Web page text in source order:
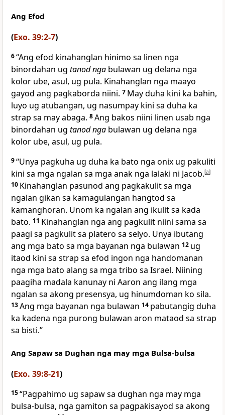
Ang Efod
(Exo. 39:2-7)
6“Ang efod kinahanglan hinimo sa linen nga
binordahan ug tanod nga bulawan ug delana nga
kolor ube, asul, ug pula. Kinahanglan nga maayo
gayod ang pagkaborda niini. 7 May duha kini ka bahin,
luyo ug atubangan, ug nasumpay kini sa duha ka
strap sa may abaga. 8Ang bakos niini linen usab nga
binordahan ug tanod nga bulawan ug delana nga
kolor ube, asul, ug pula.
9“Unya pagkuha ug duha ka bato nga onix ug pakuliti
kini sa mga ngalan sa mga anak nga lalaki ni Jacob.[a]
10 Kinahanglan pasunod ang pagkakulit sa mga
ngalan gikan sa kamagulangan hangtod sa
kamanghoran. Unom ka ngalan ang ikulit sa kada
bato. 11 Kinahanglan nga ang pagkulit niini sama sa
paagi sa pagkulit sa platero sa selyo. Unya ibutang
ang mga bato sa mga bayanan nga bulawan 12 ug
itaod kini sa strap sa efod ingon nga handomanan
nga mga bato alang sa mga tribo sa Israel. Niining
paagiha madala kanunay ni Aaron ang ilang mga
ngalan sa akong presensya, ug hinumdoman ko sila.
13Ang mga bayanan nga bulawan 14 pabutangig duha
ka kadena nga purong bulawan aron mataod sa strap
sa bisti.”
Ang Sapaw sa Dughan nga may mga Bulsa-bulsa
(Exo. 39:8-21)
15“Pagpahimo ug sapaw sa dughan nga may mga
bulsa-bulsa, nga gamiton sa pagpakisayod sa akong